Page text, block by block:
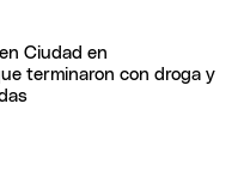
Ciudad en
terminaron con droga y